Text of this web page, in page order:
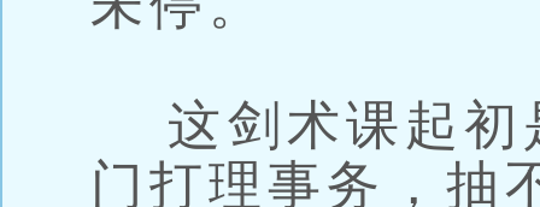
这剑术课起初
门打理事务，抽